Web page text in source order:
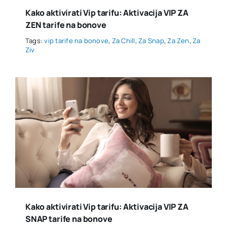
Kako aktivirati Vip tarifu: Aktivacija VIP ZA
ZEN tarife na bonove
Tags:vip tarife na bonove, Za Chill,Za Snap,Za Zen,Za
Ziv
Kako aktivirati Vip tarifu: Aktivacija VIP ZA
SNAP tarife na bonove